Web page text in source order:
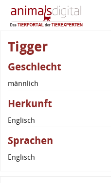
Tigger
Geschlecht
männlich
Herkunft
Englisch
Sprachen
Englisch